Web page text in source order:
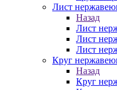
Лист
Назад
Лист
Лист
Лист
Круг
Назад
Круг